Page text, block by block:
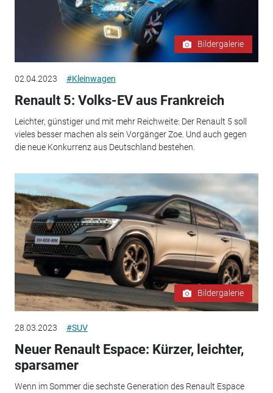
Bildergalerie
02.04.2023 #Kleinwagen
Renault 5: Volks-EV aus Frankreich
Leichter, günstiger und mit mehr Reichweite: Der Renault 5 soll
vieles besser machen als sein Vorgänger Zoe. Und auch gegen
die neue Konkurrenz aus Deutschland bestehen.
Bildergalerie
28.03.2023 #SUV
Neuer Renault Espace: Kürzer, leichter,
sparsamer
Wenn im Sommer die sechste Generation des Renault Espace